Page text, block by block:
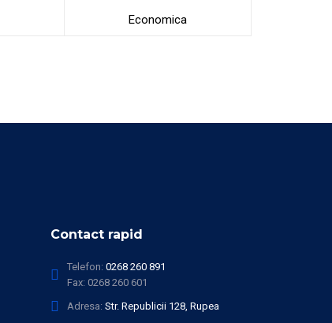
Economica
Contact rapid
Telefon: 0268 260 891
Fax: 0268 260 601
Adresa: Str. Republicii 128, Rupea